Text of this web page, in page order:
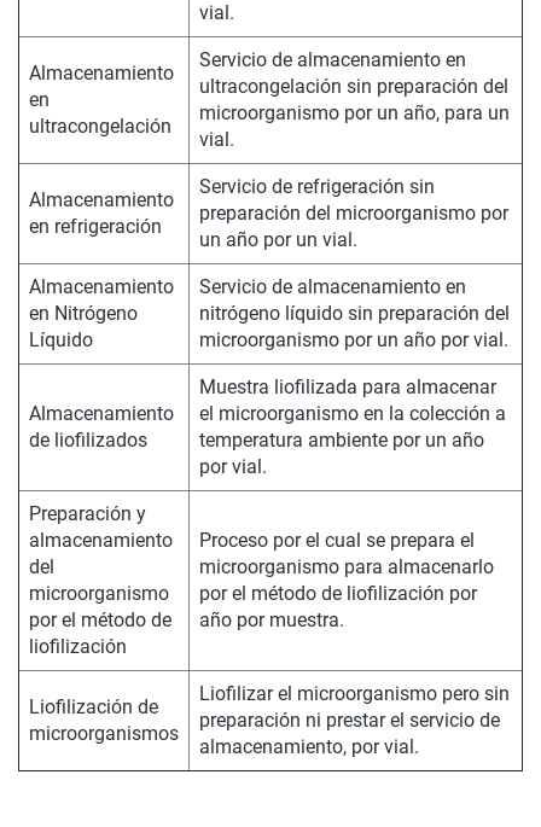
vial.
Almacenamiento
en
ultracongelación
Servicio de almacenamiento en
ultracongelación sin preparación del
microorganismo por un año, para un
vial.
Almacenamiento
en refrigeración
Servicio de refrigeración sin
preparación del microorganismo por
un año por un vial.
Almacenamiento
en Nitrógeno
Líquido
Servicio de almacenamiento en
nitrógeno líquido sin preparación del
microorganismo por un año por vial.
Almacenamiento
de liofilizados
Muestra liofilizada para almacenar
el microorganismo en la colección a
temperatura ambiente por un año
por vial.
Preparación y
almacenamiento
del
microorganismo
por el método de
liofilización
Proceso por el cual se prepara el
microorganismo para almacenarlo
por el método de liofilización por
año por muestra.
Liofilización de
microorganismos
Liofilizar el microorganismo pero sin
preparación ni prestar el servicio de
almacenamiento, por vial.